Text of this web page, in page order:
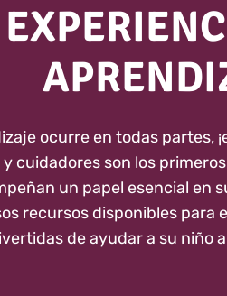
ocurre en todas partes,
cuidadores son los
un papel esencial en
recursos disponibles para
de ayudar a su niño